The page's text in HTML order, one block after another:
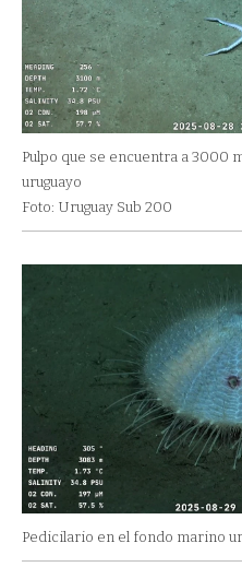
Pulpo que se encuentra a 3000
uruguayo
Foto: Uruguay Sub 200
Pedicilario en el fondo marino